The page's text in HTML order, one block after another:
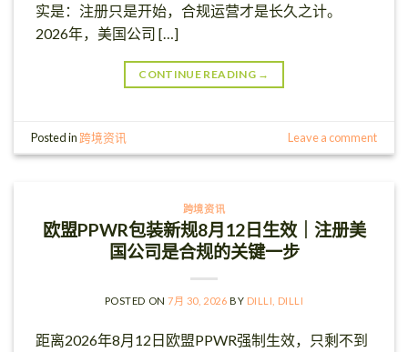
实是：注册只是开始，合规运营才是长久之计。
2026年，美国公司 […]
CONTINUE READING →
Posted in 跨境资讯 Leave a comment
跨境资讯
欧盟PPWR包装新规8月12日生效｜注册美
国公司是合规的关键一步
POSTED ON7月 30, 2026 BY DILLI, DILLI
距离2026年8月12日欧盟PPWR强制生效，只剩不到